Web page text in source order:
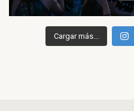
Cargar más...